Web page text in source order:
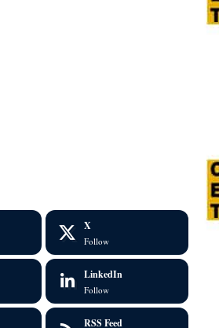
X
Follow
LinkedIn
Follow
RSS Feed